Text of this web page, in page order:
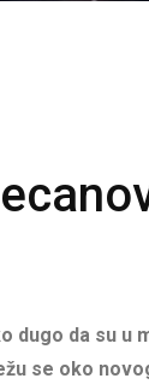
dugo da su u
se oko